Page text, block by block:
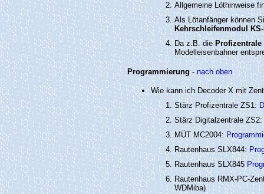
Allgemeine Löthinweise
Als Lötanfänger können
Kehrschleifenmodul
Da z.B. die Profizentrale
Modelleisenbahner
Programmierung-nach oben
Wie kann ich Decoder X mit
Stärz Profizentrale ZS1:
Stärz Digitalzentrale ZS2:
MÜT MC2004:
Rautenhaus SLX844:
Rautenhaus SLX845
Rautenhaus RMX-PC-
WDMiba)